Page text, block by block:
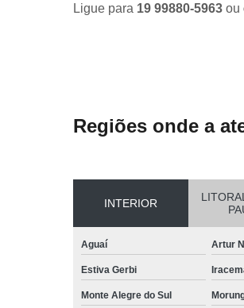
Ligue para 19 99880-5963 ou
Regiões onde a
INTERIOR
Aguaí Artur
Estiva Gerbi
Monte Alegre do Sul